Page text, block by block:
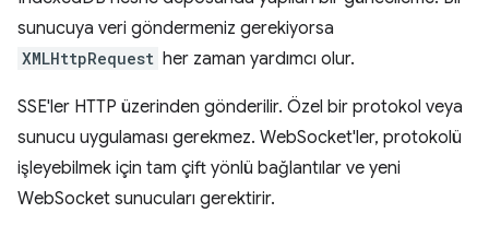
sunucuya veri göndermeniz gerekiyorsa
XMLHttpRequest her zaman yardımcı olur.
SSE'ler HTTP üzerinden gönderilir. Özel bir protokol veya
sunucu uygulaması gerekmez. WebSocket'ler, protokolü
işleyebilmek için tam çift yönlü bağlantılar ve yeni
WebSocket sunucuları gerektirir.